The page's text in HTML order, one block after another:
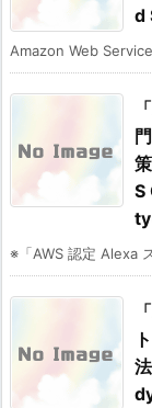
d
Amazon Web
S
※「AWS 認定 Alexa